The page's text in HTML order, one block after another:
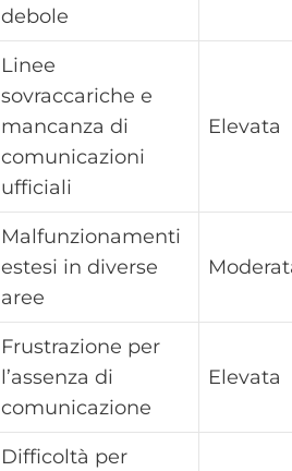
debole
Linee
sovraccariche e
mancanza di
comunicazioni
ufficiali
Elevata
Malfunzionamenti
estesi in diverse
aree
Frustrazione per
l’assenza di
comunicazione
Elevata
Difficoltà per